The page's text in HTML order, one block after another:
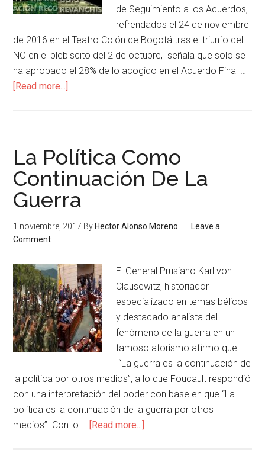
de Seguimiento a los Acuerdos,
refrendados el 24 de noviembre
de 2016 en el Teatro Colón de Bogotá tras el triunfo del
NO en el plebiscito del 2 de octubre, señala que solo se
ha aprobado el 28% de lo acogido en el Acuerdo Final …
[Read more...]
La Política Como
Continuación De La
Guerra
1 noviembre, 2017 By Hector Alonso Moreno
Leave a
Comment
El General Prusiano Karl von
Clausewitz, historiador
especializado en temas bélicos
y destacado analista del
fenómeno de la guerra en un
famoso aforismo afirmo que
“La guerra es la continuación de
la política por otros medios”, a lo que Foucault respondió
con una interpretación del poder con base en que “La
política es la continuación de la guerra por otros
medios”. Con lo … [Read more...]